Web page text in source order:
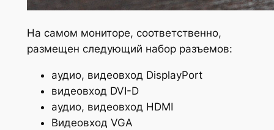
На самом мониторе, соответственно,
размещен следующий набор разъемов:
аудио, видеовход DisplayPort
видеовход DVI-D
аудио, видеовход HDMI
Видеовход VGA